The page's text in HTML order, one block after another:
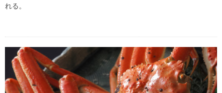
れる。